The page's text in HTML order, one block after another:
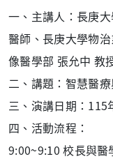
一、主講人：長庚
醫師、長庚大學物
像醫學部 張允中 教
二、講題：智慧醫
三、演講日期：
四、活動流程：
9:00~9:10 校長與醫